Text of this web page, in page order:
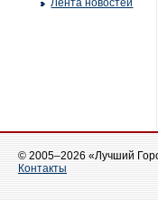
Лента новостей
© 2005–2026 «Лучший
Контакты